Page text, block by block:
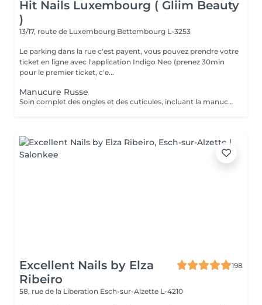
Hit Nails Luxembourg ( Gliim Beauty
)
13/17, route de Luxembourg Bettembourg L-3253
Le parking dans la rue c'est payent, vous pouvez prendre votre
ticket en ligne avec l'application Indigo Neo (prenez 30min
pour le premier ticket, c'e...
Manucure Russe
Soin complet des ongles et des cuticules, incluant la manucure russe, le limage et la mise en forme, suivi de l'application d'un vernis traditionnel transparent pour des mains nettes, soignées et élégantes.
Excellent Nails by Elza
Ribeiro
198
58, rue de la Liberation Esch-sur-Alzette L-4210